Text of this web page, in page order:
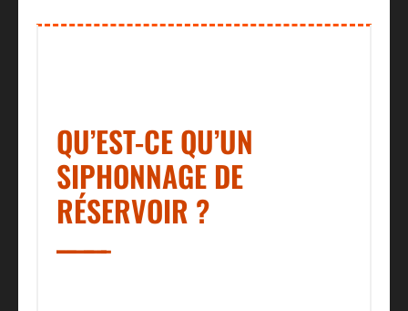
QU’EST-CE QU’UN
SIPHONNAGE DE
RÉSERVOIR ?